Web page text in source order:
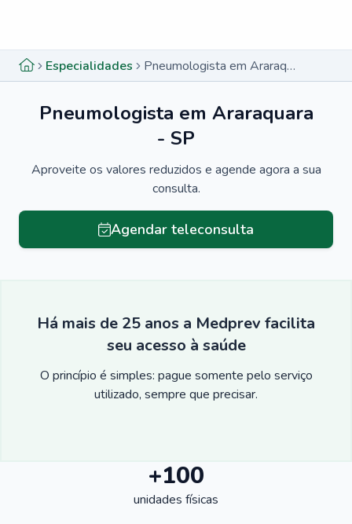
Especialidades Pneumologista em Araraquara - SP
Pneumologista em Araraquara
- SP
Aproveite os valores reduzidos e agende agora a sua
consulta.
Agendar teleconsulta
Há mais de 25 anos a Medprev facilita
seu acesso à saúde
O princípio é simples: pague somente pelo serviço
utilizado, sempre que precisar.
+100
unidades físicas